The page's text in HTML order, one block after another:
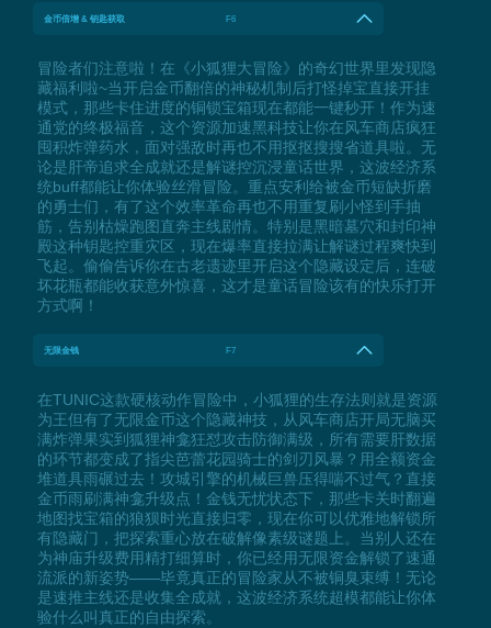
金币倍增 & 钥匙获取 F6
冒险者们注意啦！在《小狐狸大冒险》的奇幻世界里发现隐
藏福利啦~当开启金币翻倍的神秘机制后打怪掉宝直接开挂
模式，那些卡住进度的铜锁宝箱现在都能一键秒开！作为速
通党的终极福音，这个资源加速黑科技让你在风车商店疯狂
囤积炸弹药水，面对强敌时再也不用抠抠搜搜省道具啦。无
论是肝帝追求全成就还是解谜控沉浸童话世界，这波经济系
统buff都能让你体验丝滑冒险。重点安利给被金币短缺折磨
的勇士们，有了这个效率革命再也不用重复刷小怪到手抽
筋，告别枯燥跑图直奔主线剧情。特别是黑暗墓穴和封印神
殿这种钥匙控重灾区，现在爆率直接拉满让解谜过程爽快到
飞起。偷偷告诉你在古老遗迹里开启这个隐藏设定后，连破
坏花瓶都能收获意外惊喜，这才是童话冒险该有的快乐打开
方式啊！
无限金钱 F7
在TUNIC这款硬核动作冒险中，小狐狸的生存法则就是资源
为王但有了无限金币这个隐藏神技，从风车商店开局无脑买
满炸弹果实到狐狸神龛狂怼攻击防御满级，所有需要肝数据
的环节都变成了指尖芭蕾花园骑士的剑刃风暴？用全额资金
堆道具雨碾过去！攻城引擎的机械巨兽压得喘不过气？直接
金币雨刷满神龛升级点！金钱无忧状态下，那些卡关时翻遍
地图找宝箱的狼狈时光直接归零，现在你可以优雅地解锁所
有隐藏门，把探索重心放在破解像素级谜题上。当别人还在
为神庙升级费用精打细算时，你已经用无限资金解锁了速通
流派的新姿势——毕竟真正的冒险家从不被铜臭束缚！无论
是速推主线还是收集全成就，这波经济系统超模都能让你体
验什么叫真正的自由探索。